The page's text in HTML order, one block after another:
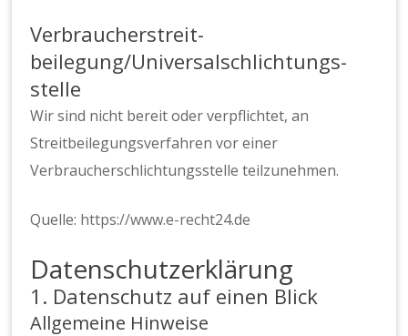
Verbraucher­streit­
beilegung/Universal­schlichtungs­
stelle
Wir sind nicht bereit oder verpflichtet, an
Streitbeilegungsverfahren vor einer
Verbraucherschlichtungsstelle teilzunehmen.
Quelle: https://www.e-recht24.de
Datenschutz­erklärung
1. Datenschutz auf einen Blick
Allgemeine Hinweise